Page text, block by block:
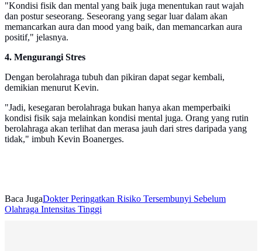
"Kondisi fisik dan mental yang baik juga menentukan raut wajah
dan postur seseorang. Seseorang yang segar luar dalam akan
memancarkan aura dan mood yang baik, dan memancarkan aura
positif," jelasnya.
4. Mengurangi Stres
Dengan berolahraga tubuh dan pikiran dapat segar kembali,
demikian menurut Kevin.
"Jadi, kesegaran berolahraga bukan hanya akan memperbaiki
kondisi fisik saja melainkan kondisi mental juga. Orang yang rutin
berolahraga akan terlihat dan merasa jauh dari stres daripada yang
tidak," imbuh Kevin Boanerges.
Baca JugaDokter Peringatkan Risiko Tersembunyi Sebelum
Olahraga Intensitas Tinggi